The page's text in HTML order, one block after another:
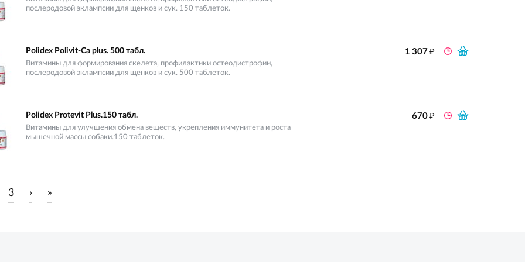
послеродовой эклампсии для щенков и сук. 150 таблеток.
Polidex Polivit-Ca plus. 500 табл.
Витамины для формирования скелета, профилактики остеодистрофии,
послеродовой эклампсии для щенков и сук. 500 таблеток.
1 307₽
Polidex Protevit Plus.150 табл.
Витамины для улучшения обмена веществ, укрепления иммунитета и роста
мышечной массы собаки.150 таблеток.
670₽
3 › »